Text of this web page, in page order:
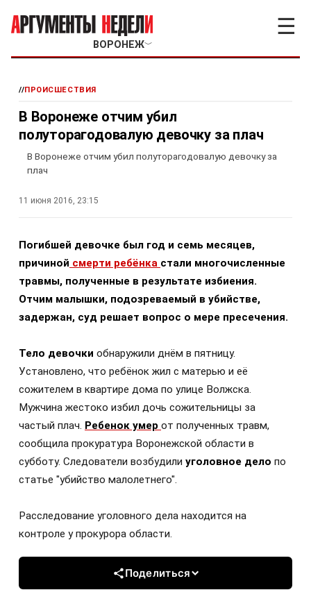
ВОРОНЕЖ﹀
☰
//ПРОИСШЕСТВИЯ
В Воронеже отчим убил
полуторагодовалую девочку за плач
В Воронеже отчим убил полуторагодовалую девочку за
плач
11 июня 2016, 23:15
Погибшей девочке был год и семь месяцев,
причиной смерти ребёнка стали многочисленные
травмы, полученные в результате избиения.
Отчим малышки, подозреваемый в убийстве,
задержан, суд решает вопрос о мере пресечения.
Тело девочки обнаружили днём в пятницу.
Установлено, что ребёнок жил с матерью и её
сожителем в квартире дома по улице Волжска.
Мужчина жестоко избил дочь сожительницы за
частый плач. Ребенок умер от полученных травм,
сообщила прокуратура Воронежской области в
субботу. Следователи возбудили уголовное дело по
статье "убийство малолетнего".
Расследование уголовного дела находится на
контроле у прокурора области.
Поделиться